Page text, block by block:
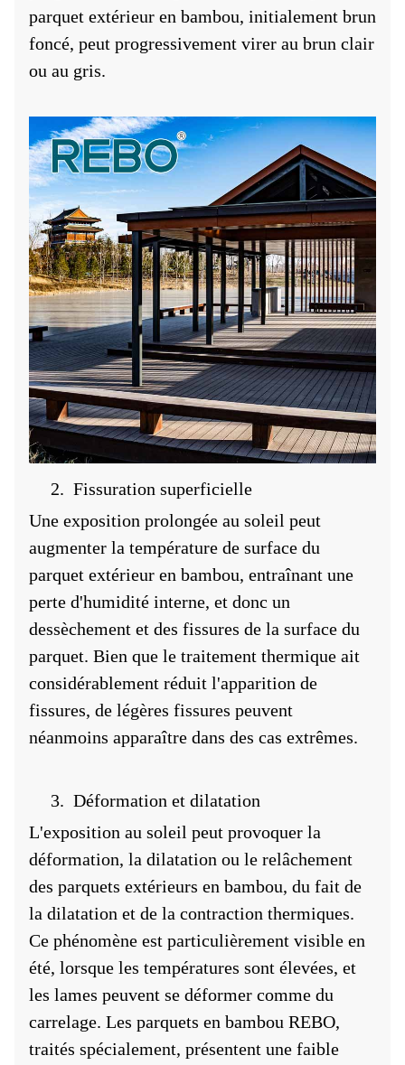
parquet extérieur en bambou, initialement brun
foncé, peut progressivement virer au brun clair
ou au gris.
2. Fissuration superficielle
Une exposition prolongée au soleil peut
augmenter la température de surface du
parquet extérieur en bambou, entraînant une
perte d'humidité interne, et donc un
dessèchement et des fissures de la surface du
parquet. Bien que le traitement thermique ait
considérablement réduit l'apparition de
fissures, de légères fissures peuvent
néanmoins apparaître dans des cas extrêmes.
3. Déformation et dilatation
L'exposition au soleil peut provoquer la
déformation, la dilatation ou le relâchement
des parquets extérieurs en bambou, du fait de
la dilatation et de la contraction thermiques.
Ce phénomène est particulièrement visible en
été, lorsque les températures sont élevées, et
les lames peuvent se déformer comme du
carrelage. Les parquets en bambou REBO,
traités spécialement, présentent une faible